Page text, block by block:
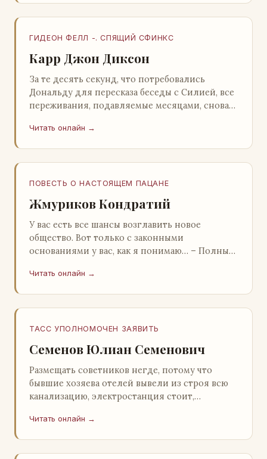
ГИДЕОН ФЕЛЛ -. СПЯЩИЙ СФИНКС
Карр Джон Диксон
За те десять секунд, что потребовались
Дональду для пересказа беседы с Силией, все
переживания, подавляемые месяцами, снова
среди…
Читать онлайн →
ПОВЕСТЬ О НАСТОЯЩЕМ ПАЦАНЕ
Жмуриков Кондратий
У вас есть все шансы возглавить новое
общество. Вот только с законными
основаниями у вас, как я понимаю… – Полный
Натанович. – Что ж, …
Читать онлайн →
ТАСС УПОЛНОМОЧЕН ЗАЯВИТЬ
Семенов Юлиан Семенович
Размещать советников негде, потому что
бывшие хозяева отелей вывели из строя всю
канализацию, электростанция стоит,
А. Алешин». …
Читать онлайн →